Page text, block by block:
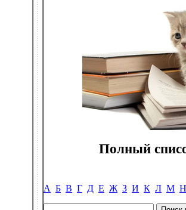
Полный
А Б В Г Д Е Ж З И К Л М Н